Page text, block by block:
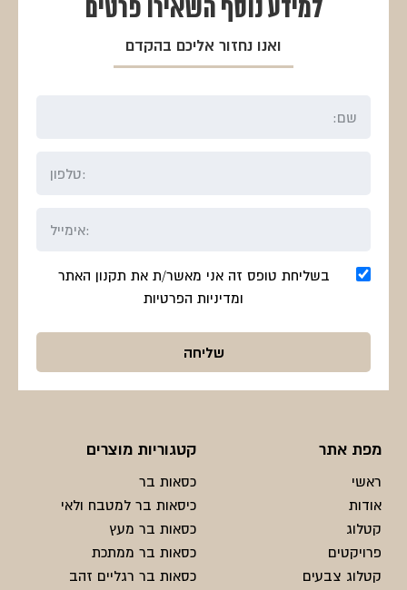
מפת אתר
ראשי
אודות
קטלוג
פרויקטים
קטלוג צבעים
קטגוריות מוצרים
כסאות בר
כיסאות בר למטבח ולאי
כסאות בר מעץ
כסאות בר ממתכת
כסאות בר רגליים זהב
למידע נוסף השאירו פרטים
ואנו נחזור אליכם בהקדם
בשליחת טופס זה אני מאשר/ת את תקנון האתר
ומדיניות הפרטיות